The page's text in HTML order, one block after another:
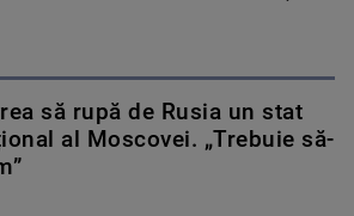
să rupă de Rusia un stat
al Moscovei. „Trebuie să-